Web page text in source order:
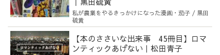
私が農業をやるきっかけになった漫画・茄子 / 黒田
硫黄
【本のささいな出来事 45冊目】ロマ
ンティックあげない｜松田青子